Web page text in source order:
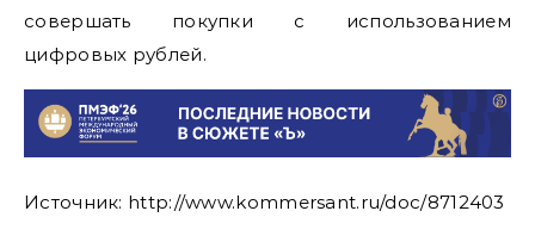
совершать покупки с использованием
цифровых рублей.
Источник: http://www.kommersant.ru/doc/8712403